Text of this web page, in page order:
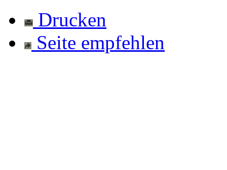
Drucken
Seite empfehlen